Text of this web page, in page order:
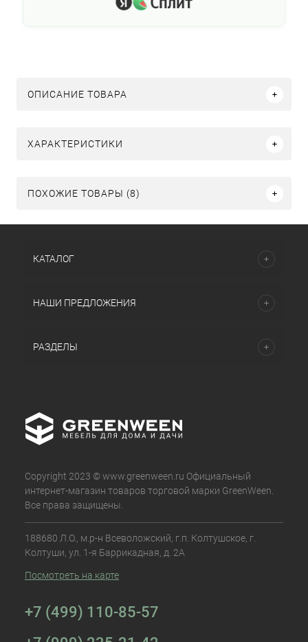
ОПИСАНИЕ ТОВАРА
ХАРАКТЕРИСТИКИ
ПОХОЖИЕ ТОВАРЫ (8)
КАТАЛОГ
НАШИ ПРЕДЛОЖЕНИЯ
РАЗДЕЛЫ
Copyright 2023 © www.greenween.ru Официальный
интернет-магазин товаров торговой марки GreenWeen.
Все права защищены.
188680 Л.О., м.р-н Всеволожский, г.п. Колтушское, г.
Колтуши, ул. 1-я Баррикадная, д. 2А
Посмотреть на карте
+7 (499) 110-85-57